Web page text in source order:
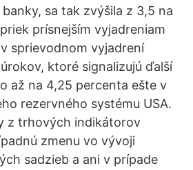
sa tak zvýšila z 3,5 na
prísnejším vyjadreniam
sprievodnom vyjadrení
ktoré signalizujú ďalší
až na 4,25 percenta ešte v
rezervného systému USA.
z trhových indikátorov
zmenu vo vývoji
sadzieb a ani v prípade